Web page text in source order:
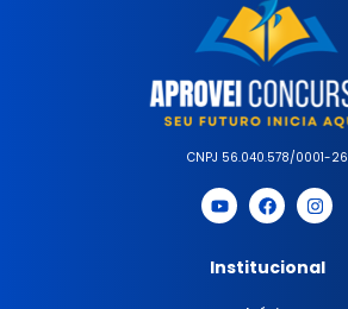
CNPJ 56.040.578/0001-26
Institucional